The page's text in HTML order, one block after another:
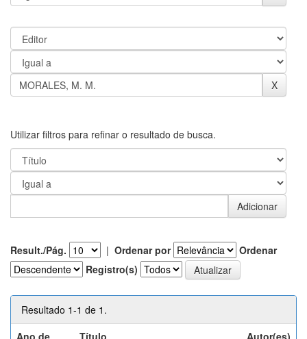
Utilizar filtros para refinar o resultado de busca.
Result./Pág. | Ordenar por
Ordenar
Registro(s)
Resultado 1-1 de 1.
Ano de
Título Autor(es)